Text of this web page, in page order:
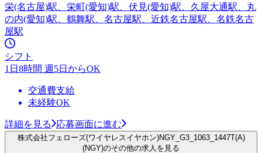
栄(名古屋)駅、栄町(愛知)駅、伏見(愛知)駅、久屋大通駅、丸
の内(愛知)駅、鶴舞駅、名古屋駅、近鉄名古屋駅、名鉄名古
屋駅
シフト
1日8時間 週5日からOK
交通費支給
未経験OK
詳細を見る 応募画面に進む
株式会社フェローズ(ワイヤレスイヤホン)NGY_G3_1063_1447T(A)
(NGY)のその他の求人を見る